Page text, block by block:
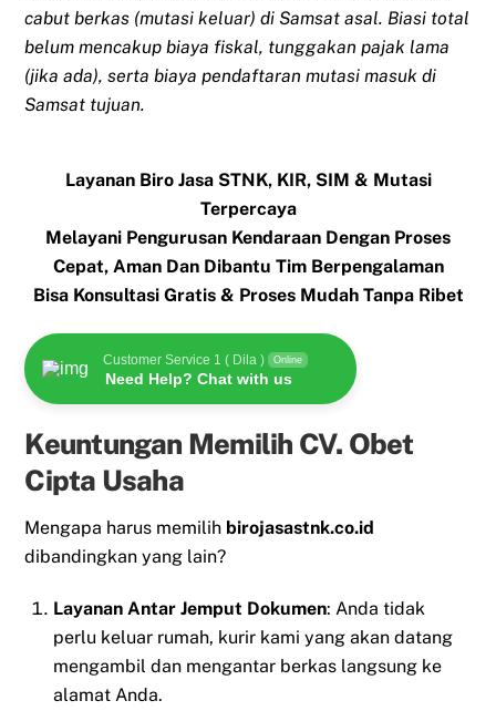
cabut berkas (mutasi keluar) di Samsat asal. Biasi total
belum mencakup biaya fiskal, tunggakan pajak lama
(jika ada), serta biaya pendaftaran mutasi masuk di
Samsat tujuan.
Layanan Biro Jasa STNK, KIR, SIM & Mutasi
Terpercaya
Melayani Pengurusan Kendaraan Dengan Proses
Cepat, Aman Dan Dibantu Tim Berpengalaman
Bisa Konsultasi Gratis & Proses Mudah Tanpa Ribet
Customer Service 1 ( Dila ) Online
Need Help? Chat with us
Keuntungan Memilih CV. Obet
Cipta Usaha
Mengapa harus memilih birojasastnk.co.id
dibandingkan yang lain?
Layanan Antar Jemput Dokumen: Anda tidak
perlu keluar rumah, kurir kami yang akan datang
mengambil dan mengantar berkas langsung ke
alamat Anda.